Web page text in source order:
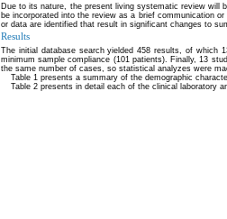
Due to its nature, the present living systematic review will
be incorporated into the review as a brief communication
or data are identified that result in significant changes to
Results
The initial database search yielded 458 results, of which
minimum sample compliance (101 patients). Finally, 13
the same number of cases, so statistical analyzes were
Table 1 presents a summary of the demographic
Table 2 presents in detail each of the clinical laboratory